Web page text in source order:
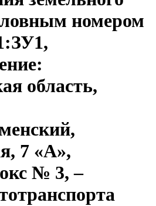
номером
область,
7 «А»,
№ 3, –